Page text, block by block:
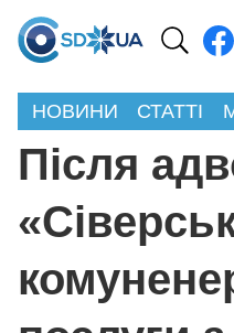
НОВИНИ СТАТТІ
Після